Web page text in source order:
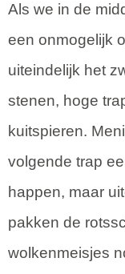
Als we in de
een onmogelijk
uiteindelijk het
stenen, hoge
kuitspieren.
volgende trap
happen, maar
pakken de
wolkenmeisjes